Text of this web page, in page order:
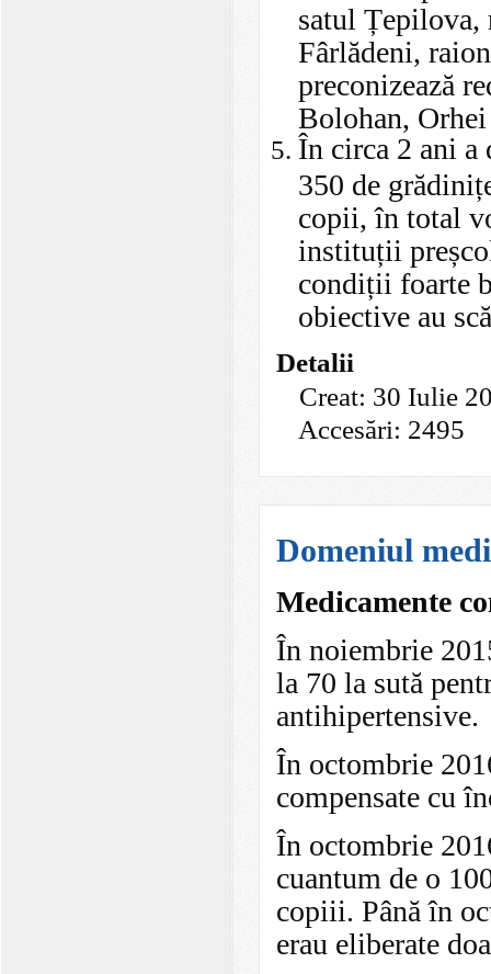
satul Țepilova,
Fârlădeni,
preconizează
Bolohan, Orhei
În circa 2 ani a
350 de
copii, în total
instituții
condiții foarte
obiective au
Detalii
Creat: 30 Iulie
Accesări: 2495
Domeniul
Medicamente
În noiembrie
la 70 la sută
antihipertensive.
În octombrie
compensate cu
În octombrie
cuantum de o
copiii. Până în
erau eliberate